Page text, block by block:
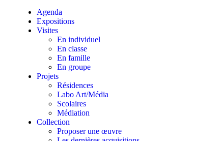
Agenda
Expositions
Visites
En individuel
En classe
En famille
En groupe
Projets
Résidences
Labo Art/Média
Scolaires
Médiation
Collection
Proposer une œuvre